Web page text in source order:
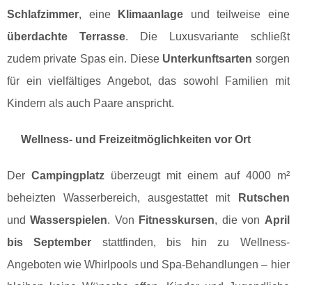
Schlafzimmer, eine Klimaanlage und teilweise eine
überdachte Terrasse. Die Luxusvariante schließt
zudem private Spas ein. Diese Unterkunftsarten sorgen
für ein vielfältiges Angebot, das sowohl Familien mit
Kindern als auch Paare anspricht.
Wellness- und Freizeitmöglichkeiten vor Ort
Der Campingplatzüberzeugt mit einem auf 4000 m²
beheizten Wasserbereich, ausgestattet mit
Rutschen
undWasserspielen. Von Fitnesskursen, die von April
bis September stattfinden, bis hin zu Wellness-
Angeboten wie Whirlpools und Spa-Behandlungen – hier